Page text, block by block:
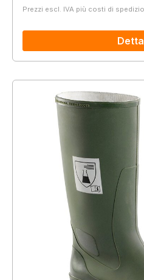
Prezzi escl. IVA più costi di